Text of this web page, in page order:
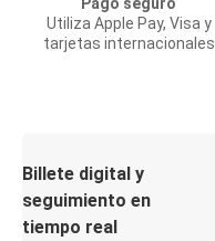
Utiliza Apple Pay, Visa y
tarjetas internacionales
Billete digital y
seguimiento en
tiempo real